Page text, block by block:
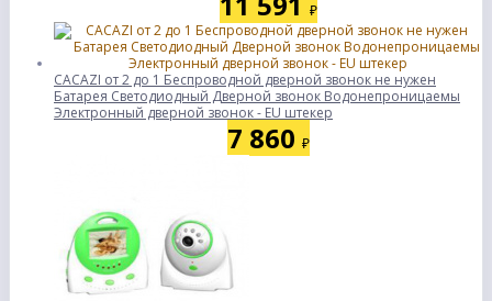
₽
CACAZI от 2 до 1 Беспроводной дверной звонок не нужен
Батарея Светодиодный Дверной звонок Водонепроницаемы
Электронный дверной звонок - EU штекер
7 860 ₽